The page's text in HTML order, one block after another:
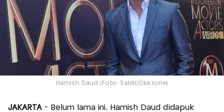
Hamish Daud (Foto: Sabki/Okezone)
JAKARTA- Belum lama ini, Hamish Daud didapuk